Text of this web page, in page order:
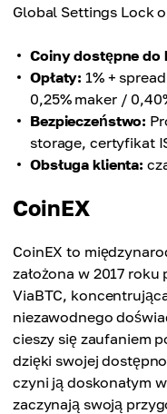
Global Settings Lock
Coiny dostępne do
Opłaty: 1% +
0,25% maker /
Bezpieczeństwo:
storage, certyfikat
Obsługa klienta:
CoinEX
CoinEX to
założona w 2017
ViaBTC,
niezawodnego
cieszy się zaufaniem
dzięki swojej
czyni ją doskonałym
zaczynają swoją